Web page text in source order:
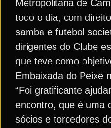
Metropolitana de
todo o dia, com
samba e futebol
dirigentes do Clube
que teve como
Embaixada do Peixe
“Foi gratificante
encontro, que é uma
sócios e torcedores